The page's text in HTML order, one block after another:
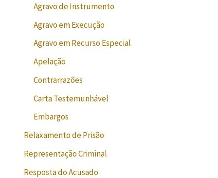
Agravo de Instrumento
Agravo em Execução
Agravo em Recurso Especial
Apelação
Contrarrazões
Carta Testemunhável
Embargos
Relaxamento de Prisão
Representação Criminal
Resposta do Acusado